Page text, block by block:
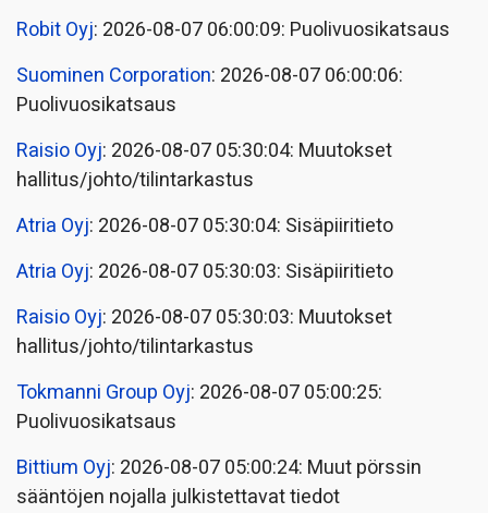
Robit Oyj: 2026-08-07 06:00:09: Puolivuosikatsaus
Suominen Corporation: 2026-08-07 06:00:06:
Puolivuosikatsaus
Raisio Oyj: 2026-08-07 05:30:04: Muutokset
hallitus/johto/tilintarkastus
Atria Oyj: 2026-08-07 05:30:04: Sisäpiiritieto
Atria Oyj: 2026-08-07 05:30:03: Sisäpiiritieto
Raisio Oyj: 2026-08-07 05:30:03: Muutokset
hallitus/johto/tilintarkastus
Tokmanni Group Oyj: 2026-08-07 05:00:25:
Puolivuosikatsaus
Bittium Oyj: 2026-08-07 05:00:24: Muut pörssin
sääntöjen nojalla julkistettavat tiedot